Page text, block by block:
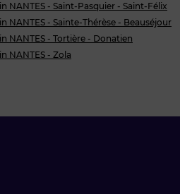
NANTES - Saint-Pasquier - Saint-Félix
NANTES - Sainte-Thérèse - Beauséjour
NANTES - Tortière - Donatien
NANTES - Zola